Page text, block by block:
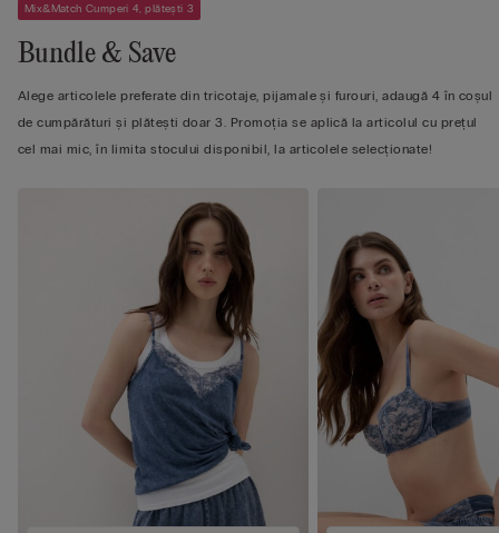
Mix&Match Cumperi 4, plătești 3
Bundle & Save
Alege articolele preferate din tricotaje, pijamale și furouri, adaugă 4 în coșul
de cumpărături și plătești doar 3. Promoția se aplică la articolul cu prețul
cel mai mic, în limita stocului disponibil, la articolele selecționate!